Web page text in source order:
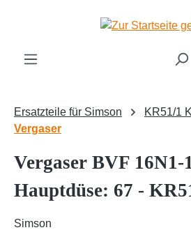
Zum Hauptinhalt springen
Ersatzteile für Simson
KR51/1
Vergaser
Vergaser BVF 16N1-
Hauptdüse: 67 -
Simson